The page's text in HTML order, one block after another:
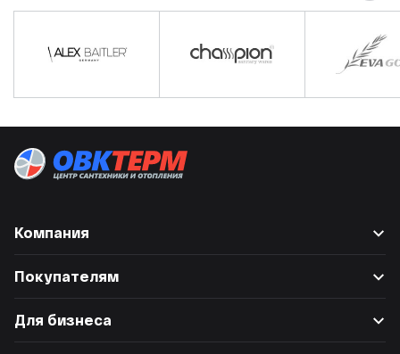
Компания
Поставщикам
Покупателям
Оплата
Для бизнеса